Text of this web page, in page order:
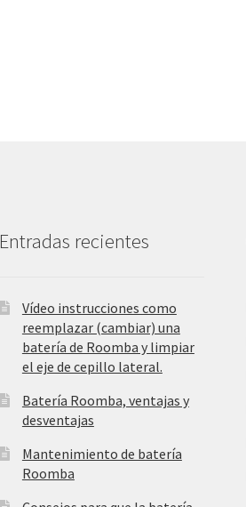
Entradas recientes
Vídeo instrucciones como
reemplazar (cambiar) una
batería de Roomba y limpiar
el eje de cepillo lateral.
Batería Roomba, ventajas y
desventajas
Mantenimiento de batería
Roomba